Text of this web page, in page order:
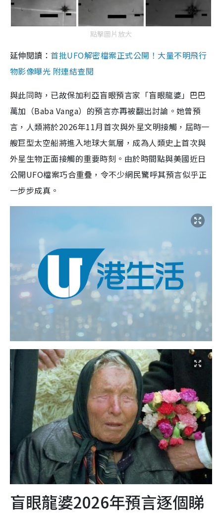
點擊圖片放大
延伸閱讀：首批UFO解密檔案正式公開！大量不明飛行
物影像曝光 附連結查閱
與此同時，已故保加利亞盲眼預言家「盲眼龍婆」巴巴
萬加（Baba Vanga）的預言亦再被翻出討論。她曾預
言，人類將於2026年11月首次與外星文明接觸，屆時一
艘巨型太空船將進入地球大氣層，成為人類史上首次與
外星生物正面接觸的重要時刻。由於時間點與美國近日
公開UFO檔案巧合重疊，令不少網民驚呼其預言似乎正
一步步成真。
盲眼龍婆2026年預言逐個睇